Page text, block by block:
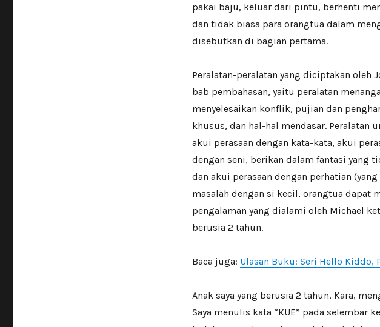
pakai baju, keluar dari pintu, berhenti
dan tidak biasa para orangtua dalam
disebutkan di bagian pertama.
Peralatan-peralatan yang diciptakan oleh
bab pembahasan, yaitu peralatan
menyelesaikan konflik, pujian dan
khusus, dan hal-hal mendasar. Peralatan
akui perasaan dengan kata-kata, akui
dengan seni, berikan dalam fantasi yang
dan akui perasaan dengan perhatian
masalah dengan si kecil, orangtua dapat
pengalaman yang dialami oleh Michael
berusia 2 tahun.
Baca juga: Ulasan Buku: Seri Hello Kiddo,
Anak saya yang berusia 2 tahun, Kara,
Saya menulis kata “KUE” pada selembar